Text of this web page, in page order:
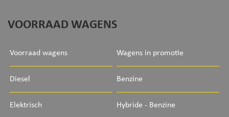
VOORRAAD WAGENS
Voorraad wagens Wagens in promotie
Diesel Benzine
Elektrisch Hybride - Benzine